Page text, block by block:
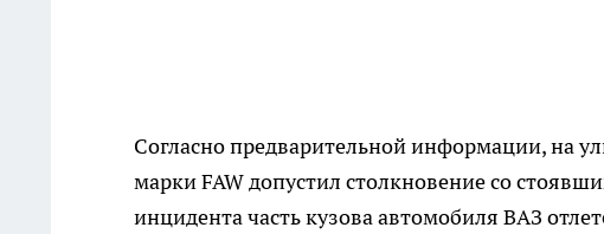
Согласно предварительной информации, на
марки FAW допустил столкновение со
инцидента часть кузова автомобиля ВАЗ